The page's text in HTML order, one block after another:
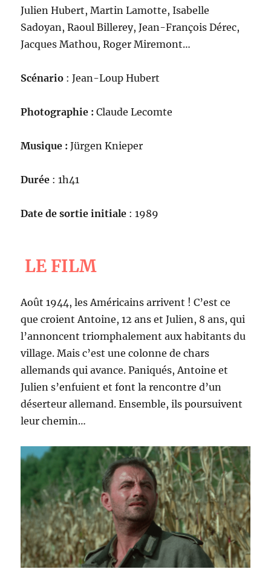
Julien Hubert, Martin Lamotte, Isabelle
Sadoyan, Raoul Billerey, Jean-François Dérec,
Jacques Mathou, Roger Miremont…
Scénario : Jean-Loup Hubert
Photographie : Claude Lecomte
Musique :Jürgen Knieper
Durée : 1h41
Date de sortie initiale : 1989
LE FILM
Août 1944, les Américains arrivent ! C’est ce
que croient Antoine, 12 ans et Julien, 8 ans, qui
l’annoncent triomphalement aux habitants du
village. Mais c’est une colonne de chars
allemands qui avance. Paniqués, Antoine et
Julien s’enfuient et font la rencontre d’un
déserteur allemand. Ensemble, ils poursuivent
leur chemin…